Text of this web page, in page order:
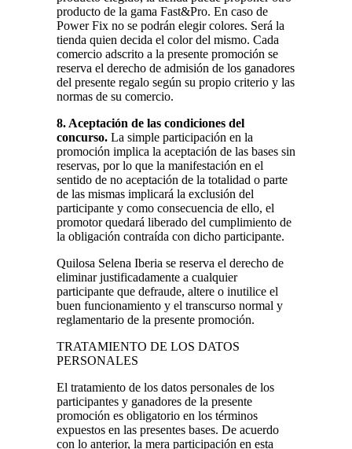
producto de la gama Fast&Pro. En caso de
Power Fix no se podrán elegir colores. Será la
tienda quien decida el color del mismo. Cada
comercio adscrito a la presente promoción se
reserva el derecho de admisión de los ganadores
del presente regalo según su propio criterio y las
normas de su comercio.
8. Aceptación de las condiciones del
concurso. La simple participación en la
promoción implica la aceptación de las bases sin
reservas, por lo que la manifestación en el
sentido de no aceptación de la totalidad o parte
de las mismas implicará la exclusión del
participante y como consecuencia de ello, el
promotor quedará liberado del cumplimiento de
la obligación contraída con dicho participante.
Quilosa Selena Iberia se reserva el derecho de
eliminar justificadamente a cualquier
participante que defraude, altere o inutilice el
buen funcionamiento y el transcurso normal y
reglamentario de la presente promoción.
TRATAMIENTO DE LOS DATOS
PERSONALES
El tratamiento de los datos personales de los
participantes y ganadores de la presente
promoción es obligatorio en los términos
expuestos en las presentes bases. De acuerdo
con lo anterior, la mera participación en esta